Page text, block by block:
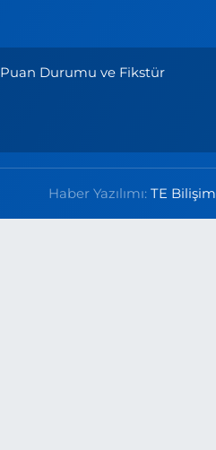
Puan Durumu ve Fikstür
Haber Yazılımı:TE Bilişim